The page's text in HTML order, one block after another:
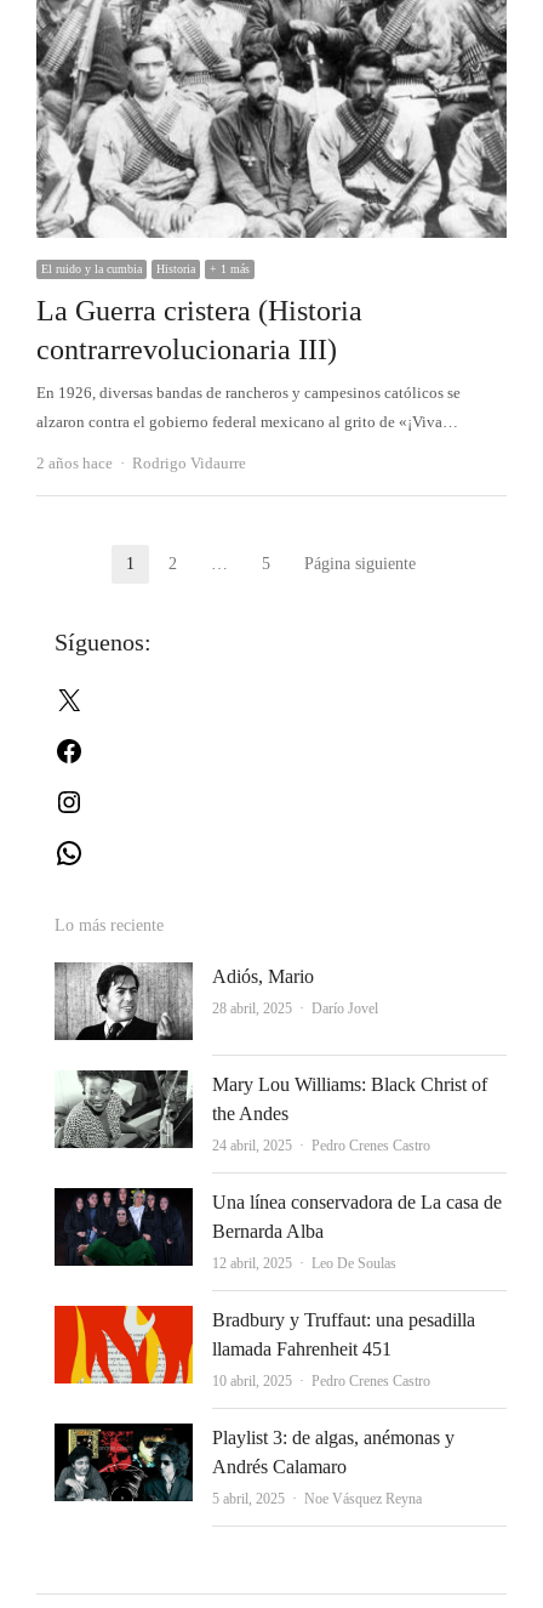
El ruido y la cumbia Historia + 1 más
La Guerra cristera (Historia
contrarrevolucionaria III)
En 1926, diversas bandas de rancheros y campesinos católicos se
alzaron contra el gobierno federal mexicano al grito de «¡Viva…
2 años hace Autor
Rodrigo Vidaurre
Paginación
entradas
Página
1 Página
2 Página
5 Página siguiente
Síguenos:
Lo más reciente
Adiós, Mario
28 abril, 2025 Autor
Darío Jovel
Mary Lou Williams: Black Christ of
the Andes
24 abril, 2025 Autor
Pedro Crenes Castro
Una línea conservadora de La casa de
Bernarda Alba
12 abril, 2025 Autor
Leo De Soulas
Bradbury y Truffaut: una pesadilla
llamada Fahrenheit 451
10 abril, 2025 Autor
Pedro Crenes Castro
Playlist 3: de algas, anémonas y
Andrés Calamaro
5 abril, 2025 Autor
Noe Vásquez Reyna